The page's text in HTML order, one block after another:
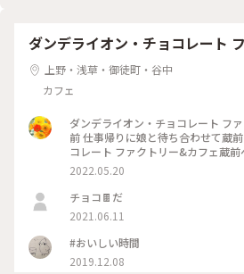
ダンデライオン・チョコレート
リー&カフェ蔵前
上野・浅草・御徒町・谷中
カフェ
ダンデライオン・チョコレート フ
前 仕事帰りに娘と待ち合わせて蔵前のダンデライオン・チョ
コレート ファクトリー&カフェ蔵前へ
to Bar（ビーントゥバー）とは、
ーになるまで一貫して製造を行う
ました💦）、レジ脇の硝子張りのお
んあり、右側には完成したチョコバ
た。 今日は、蔵前店限定のほうじ茶で香りづけしたホットチ
ョコレートと一番人気のスモアを
ラハムクラッカーの上にチョコレー
が乗っていて、注文を受けてから
2022.05.20
チョコ🍫だ
2021.06.11
#おいしい時間
2019.12.08